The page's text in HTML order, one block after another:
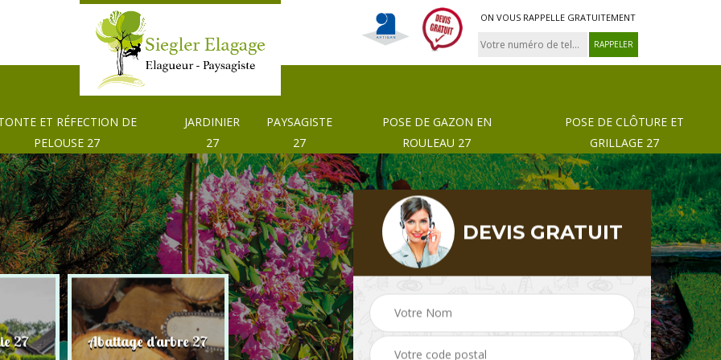
ON VOUS RAPPELLE GRATUITEMENT
ET RÉFECTION DE
PELOUSE 27
JARDINIER
27
PAYSAGISTE
27
POSE DE GAZON EN
ROULEAU 27
POSE DE CLÔTURE ET
GRILLAGE 27
27 Abattage d'arbre 27 Tonte et réfection de
pelouse 27 Paysagiste 27 Pose de gazon en
rouleau 27
DEVIS GRATUIT